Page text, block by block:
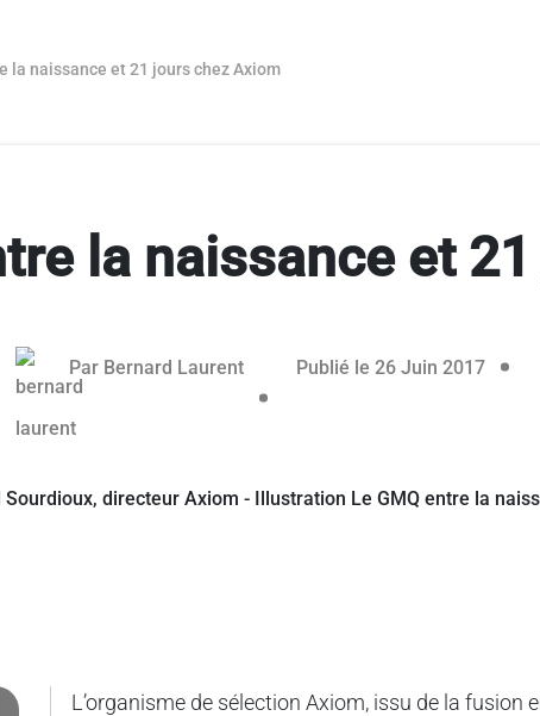
la naissance et 21 jours chez Axiom
la naissance et
Par Bernard Laurent Publié le 26 Juin 2017
L’organisme de sélection Axiom, issu de la